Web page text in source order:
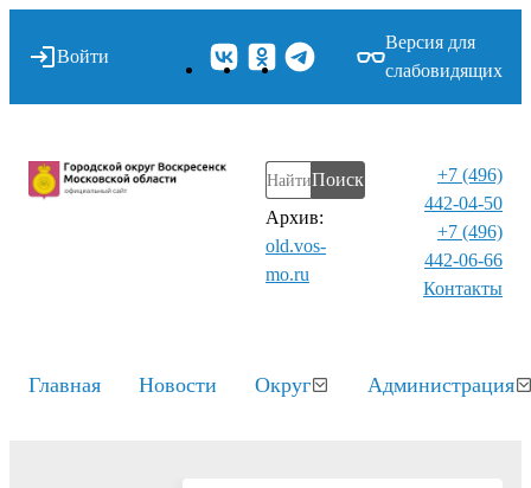
Войти
Версия для
слабовидящих
Поиск
Архив:
old.vos-
mo.ru
+7 (496)
442-04-50
+7 (496)
442-06-66
Контакты⁠
Главная Новости Округ Администрация